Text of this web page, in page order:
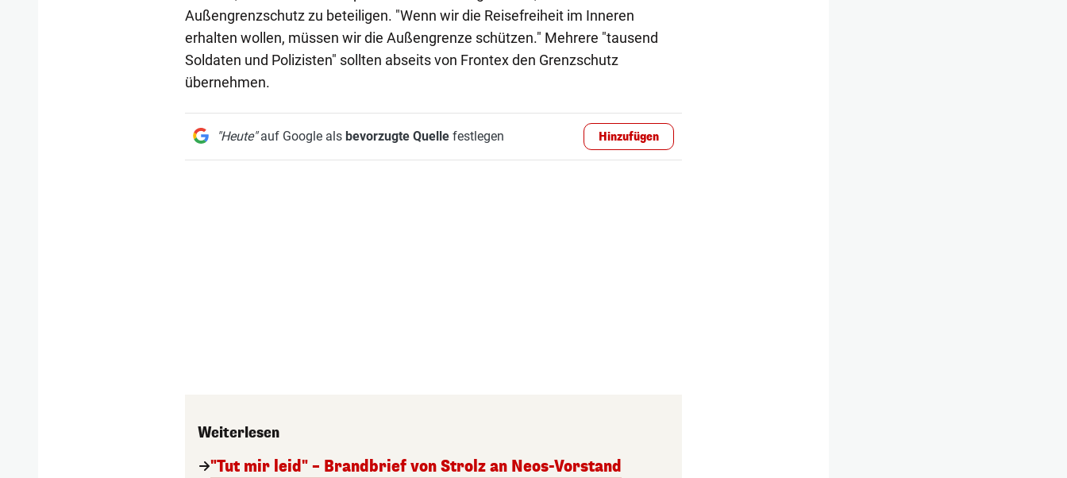
Außengrenzschutz zu beteiligen. "Wenn wir die Reisefreiheit im Inneren
erhalten wollen, müssen wir die Außengrenze schützen." Mehrere "tausend
Soldaten und Polizisten" sollten abseits von Frontex den Grenzschutz
übernehmen.
"Heute"auf Google als bevorzugte Quellefestlegen Hinzufügen
Weiterlesen
"Tut mir leid" – Brandbrief von Strolz an Neos-Vorstand